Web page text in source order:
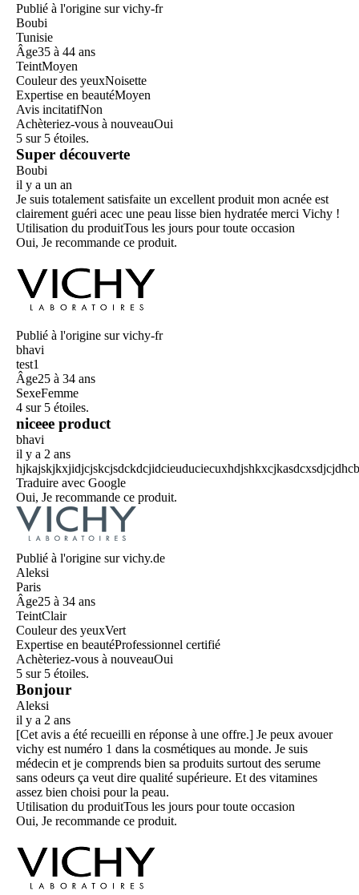
Publié à l'origine sur vichy-fr
Boubi
Tunisie
Âge35 à 44 ans
TeintMoyen
Couleur des yeuxNoisette
Expertise en beautéMoyen
Avis incitatifNon
Achèteriez-vous à nouveauOui
5 sur 5 étoiles.
Super découverte
Boubi
il y a un an
Je suis totalement satisfaite un excellent produit mon acnée est
clairement guéri acec une peau lisse bien hydratée merci Vichy !
Utilisation du produitTous les jours pour toute occasion
Oui, Je recommande ce produit.
Publié à l'origine sur vichy-fr
bhavi
test1
Âge25 à 34 ans
SexeFemme
4 sur 5 étoiles.
niceee product
bhavi
il y a 2 ans
Traduire avec Google
Oui, Je recommande ce produit.
Publié à l'origine sur vichy.de
Aleksi
Paris
Âge25 à 34 ans
TeintClair
Couleur des yeuxVert
Expertise en beautéProfessionnel certifié
Achèteriez-vous à nouveauOui
5 sur 5 étoiles.
Bonjour
Aleksi
il y a 2 ans
[Cet avis a été recueilli en réponse à une offre.] Je peux avouer
vichy est numéro 1 dans la cosmétiques au monde. Je suis
médecin et je comprends bien sa produits surtout des serume
sans odeurs ça veut dire qualité supérieure. Et des vitamines
assez bien choisi pour la peau.
Utilisation du produitTous les jours pour toute occasion
Oui, Je recommande ce produit.